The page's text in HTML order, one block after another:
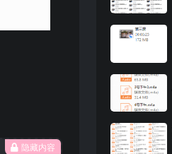
隐藏内容